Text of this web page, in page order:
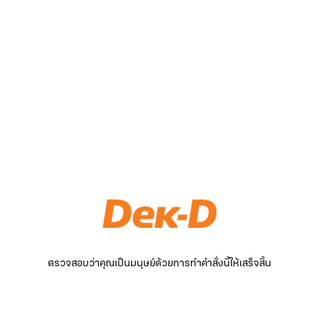
ตรวจสอบว่าคุณเป็นมนุษย์ด้วยการทำคำสั่งนี้ให้เสร็จสิ้น